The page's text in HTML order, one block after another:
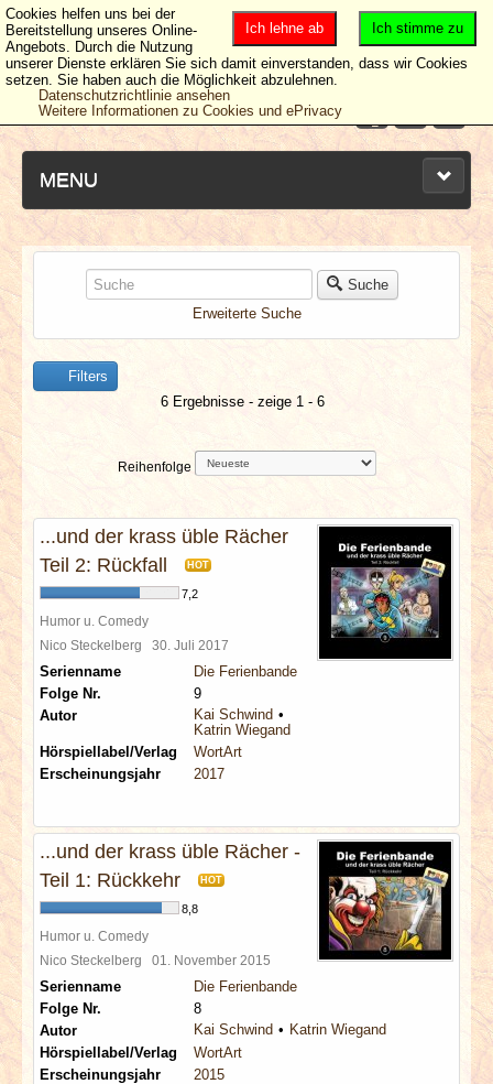
MENU
NEUESTE ARTIKEL
NEWS & DATES
BERICHTE
SPECIALS
REDAKTION
LINKS
Suche
Erweiterte Suche
Filters
6 Ergebnisse - zeige 1 - 6
Reihenfolge
...und der krass üble Rächer
Teil 2: Rückfall
HOT
7,2
Humor u. Comedy
Nico Steckelberg 30. Juli 2017
Serienname
Die Ferienbande
Folge Nr.
9
Autor
Kai Schwind
Katrin Wiegand
Hörspiellabel/Verlag
WortArt
Erscheinungsjahr
2017
...und der krass üble Rächer -
Teil 1: Rückkehr
HOT
8,8
Humor u. Comedy
Nico Steckelberg 01. November 2015
Serienname
Die Ferienbande
Folge Nr.
8
Autor
Kai Schwind
Katrin Wiegand
Hörspiellabel/Verlag
WortArt
Erscheinungsjahr
2015
Ich stimme zu
Ich lehne ab
Cookies helfen uns bei der
Bereitstellung unseres Online-
Angebots. Durch die Nutzung
unserer Dienste erklären Sie sich damit einverstanden, dass wir Cookies
setzen. Sie haben auch die Möglichkeit abzulehnen.
Datenschutzrichtlinie ansehen
Weitere Informationen zu Cookies und ePrivacy